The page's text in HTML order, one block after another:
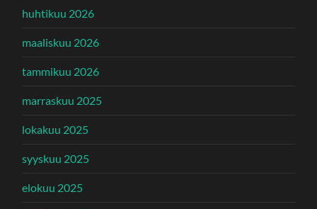
huhtikuu 2026
maaliskuu 2026
tammikuu 2026
marraskuu 2025
lokakuu 2025
syyskuu 2025
elokuu 2025